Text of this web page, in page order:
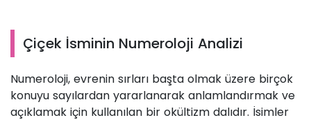
Çiçek İsminin Numeroloji Analizi
Numeroloji, evrenin sırları başta olmak üzere birçok
konuyu sayılardan yararlanarak anlamlandırmak ve
açıklamak için kullanılan bir okültizm dalıdır. İsimler